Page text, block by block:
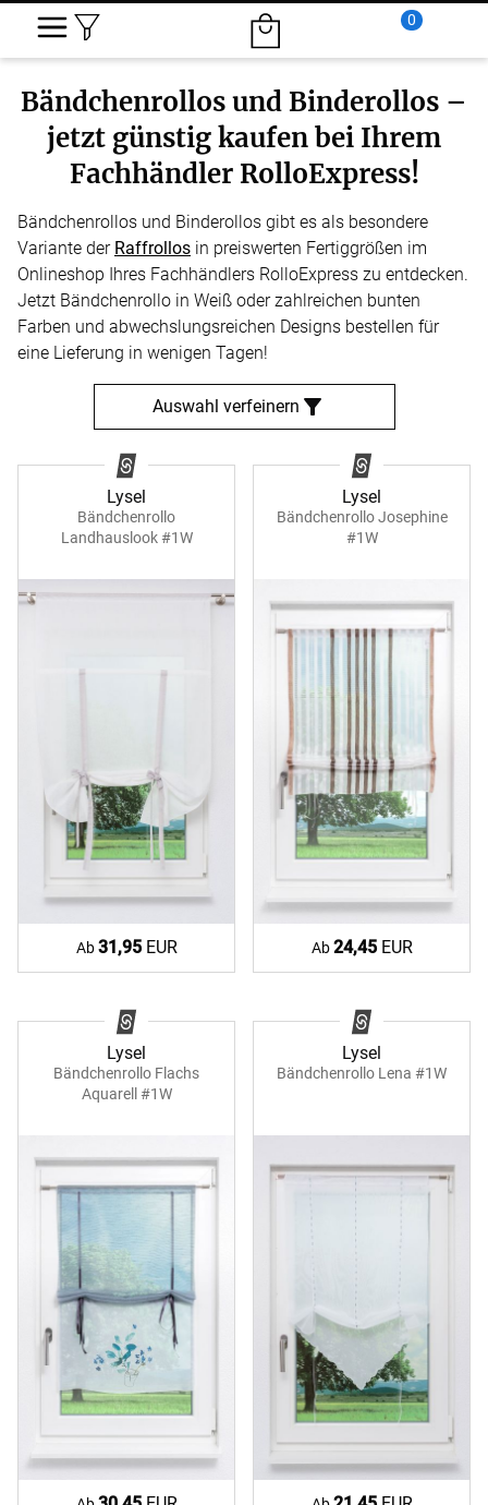
0
Bändchenrollos und Binderollos –
jetzt günstig kaufen bei Ihrem
Fachhändler RolloExpress!
Bändchenrollos und Binderollos gibt es als besondere
Variante der Raffrollos in preiswerten Fertiggrößen im
Onlineshop Ihres Fachhändlers RolloExpress zu entdecken.
Jetzt Bändchenrollo in Weiß oder zahlreichen bunten
Farben und abwechslungsreichen Designs bestellen für
eine Lieferung in wenigen Tagen!
Auswahl verfeinern
Lysel
Bändchenrollo
Landhauslook #1W
Ab31,95EUR
Lysel
Bändchenrollo Josephine
#1W
Ab24,45EUR
Lysel
Bändchenrollo Flachs
Aquarell #1W
Lysel
Bändchenrollo Lena #1W